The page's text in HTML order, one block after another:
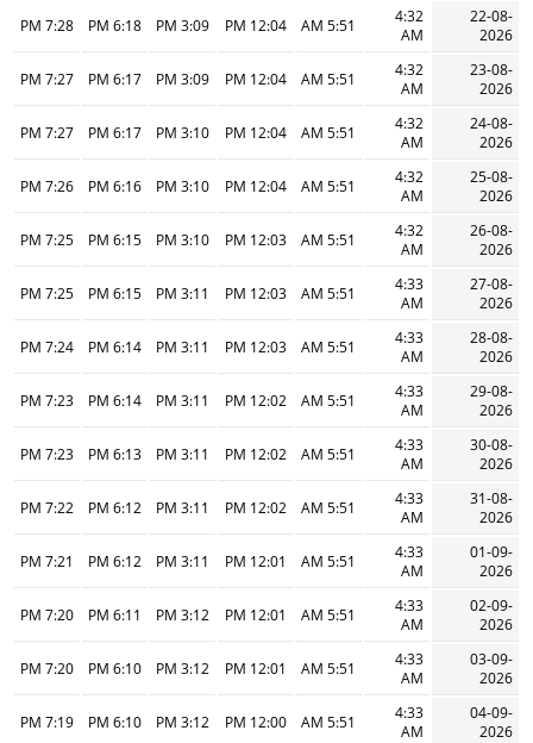
22-08-
2026
4:32
AM
5:51 AM
12:04 PM
3:09 PM
6:18 PM
7:28 PM
23-08-
2026
4:32
AM
5:51 AM
12:04 PM
3:09 PM
6:17 PM
7:27 PM
24-08-
2026
4:32
AM
5:51 AM
12:04 PM
3:10 PM
6:17 PM
7:27 PM
25-08-
2026
4:32
AM
5:51 AM
12:04 PM
3:10 PM
6:16 PM
7:26 PM
26-08-
2026
4:32
AM
5:51 AM
12:03 PM
3:10 PM
6:15 PM
7:25 PM
27-08-
2026
4:33
AM
5:51 AM
12:03 PM
3:11 PM
6:15 PM
7:25 PM
28-08-
2026
4:33
AM
5:51 AM
12:03 PM
3:11 PM
6:14 PM
7:24 PM
29-08-
2026
4:33
AM
5:51 AM
12:02 PM
3:11 PM
6:14 PM
7:23 PM
30-08-
2026
4:33
AM
5:51 AM
12:02 PM
3:11 PM
6:13 PM
7:23 PM
31-08-
2026
4:33
AM
5:51 AM
12:02 PM
3:11 PM
6:12 PM
7:22 PM
01-09-
2026
4:33
AM
5:51 AM
12:01 PM
3:11 PM
6:12 PM
7:21 PM
02-09-
2026
4:33
AM
5:51 AM
12:01 PM
3:12 PM
6:11 PM
7:20 PM
03-09-
2026
4:33
AM
5:51 AM
12:01 PM
3:12 PM
6:10 PM
7:20 PM
04-09-
2026
4:33
AM
5:51 AM
12:00 PM
3:12 PM
6:10 PM
7:19 PM